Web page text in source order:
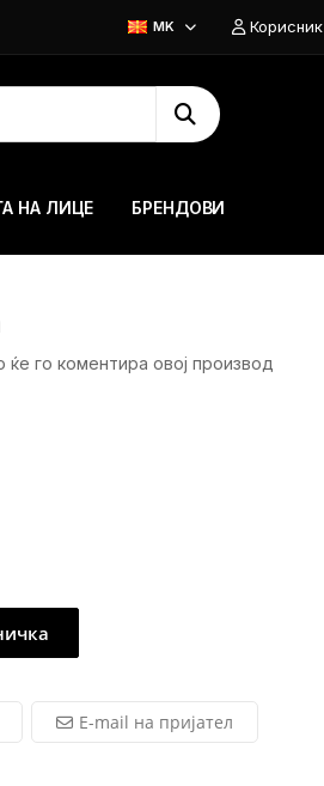
MK Корисник
НА ЛИЦЕ БРЕНДОВИ
го коментира овој производ
E-mail на пријател